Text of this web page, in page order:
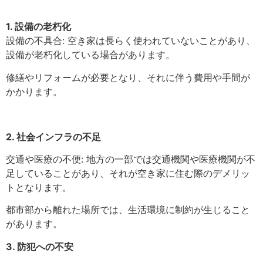
1. 設備の老朽化
設備の不具合: 空き家は長らく使われていないことがあり、
設備が老朽化している場合があります。
修繕やリフォームが必要となり、それに伴う費用や手間が
かかります。
2. 社会インフラの不足
交通や医療の不便: 地方の一部では交通機関や医療機関が不
足していることがあり、それが空き家に住む際のデメリッ
トとなります。
都市部から離れた場所では、生活環境に制約が生じること
があります。
3. 防犯への不安